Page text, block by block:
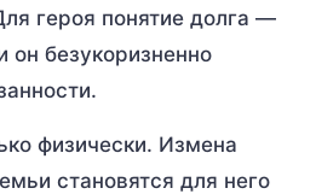
героя понятие долга —
он безукоризненно
физически. Измена
становятся для него